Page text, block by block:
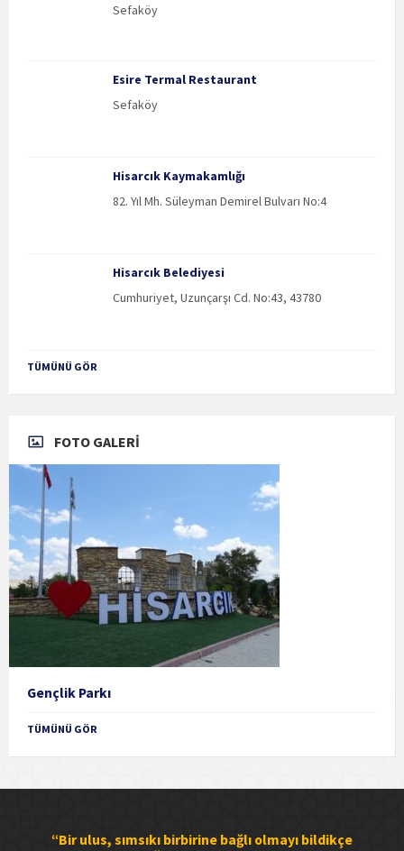
Sefaköy
Esire Termal Restaurant
Sefaköy
Hisarcık Kaymakamlığı
82. Yıl Mh. Süleyman Demirel Bulvarı No:4
Hisarcık Belediyesi
Cumhuriyet, Uzunçarşı Cd. No:43, 43780
TÜMÜNÜ GÖR
FOTO GALERİ
Gençlik Parkı
TÜMÜNÜ GÖR
“Bir ulus, sımsıkı birbirine bağlı olmayı bildikçe